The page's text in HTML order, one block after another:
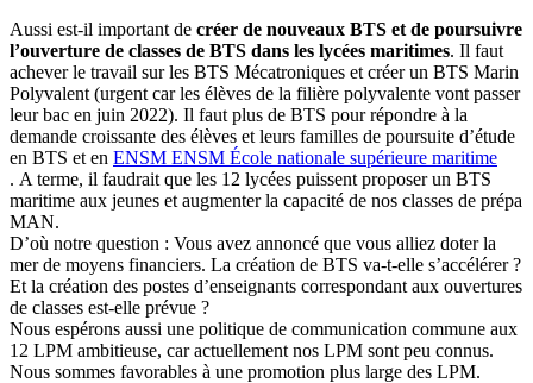
Aussi est-il important de créer de nouveaux BTS et de poursuivre
l’ouverture de classes de BTS dans les lycées maritimes. Il faut
achever le travail sur les BTS Mécatroniques et créer un BTS Marin
Polyvalent (urgent car les élèves de la filière polyvalente vont passer
leur bac en juin 2022). Il faut plus de BTS pour répondre à la
demande croissante des élèves et leurs familles de poursuite d’étude
en BTS et en ENSM ENSM École nationale supérieure maritime
. A terme, il faudrait que les 12 lycées puissent proposer un BTS
maritime aux jeunes et augmenter la capacité de nos classes de prépa
MAN.
D’où notre question : Vous avez annoncé que vous alliez doter la
mer de moyens financiers. La création de BTS va-t-elle s’accélérer ?
Et la création des postes d’enseignants correspondant aux ouvertures
de classes est-elle prévue ?
Nous espérons aussi une politique de communication commune aux
12 LPM ambitieuse, car actuellement nos LPM sont peu connus.
Nous sommes favorables à une promotion plus large des LPM.